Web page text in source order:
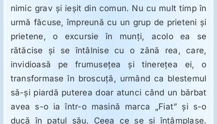
nimic grav şi ieşit din comun. Nu cu mult timp în
urmă făcuse, împreună cu un grup de prieteni şi
prietene, o excursie în munţi, acolo ea se
rătăcise şi se întâlnise cu o zână rea, care,
invidioasă pe frumuseţea şi tinereţea ei, o
transformase în broscuţă, urmând ca blestemul
să-şi piardă puterea doar atunci când un bărbat
avea s-o ia într-o masină marca „Fiat” şi s-o
ducă în patul său. Ceea ce se şi întâmplase.